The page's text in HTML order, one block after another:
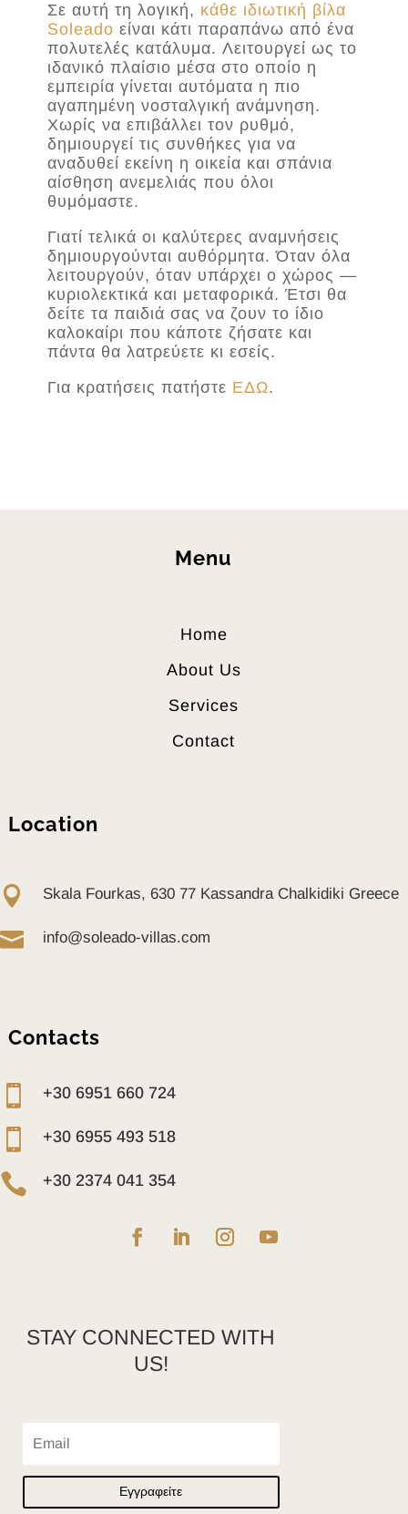
Σε αυτή τη λογική, κάθε ιδιωτική βίλα
Soleado είναι κάτι παραπάνω από ένα
πολυτελές κατάλυμα. Λειτουργεί ως το
ιδανικό πλαίσιο μέσα στο οποίο η
εμπειρία γίνεται αυτόματα η πιο
αγαπημένη νοσταλγική ανάμνηση.
Χωρίς να επιβάλλει τον ρυθμό,
δημιουργεί τις συνθήκες για να
αναδυθεί εκείνη η οικεία και σπάνια
αίσθηση ανεμελιάς που όλοι
θυμόμαστε.
Γιατί τελικά οι καλύτερες αναμνήσεις
δημιουργούνται αυθόρμητα. Όταν όλα
λειτουργούν, όταν υπάρχει ο χώρος —
κυριολεκτικά και μεταφορικά. Έτσι θα
δείτε τα παιδιά σας να ζουν το ίδιο
καλοκαίρι που κάποτε ζήσατε και
πάντα θα λατρεύετε κι εσείς.
Για κρατήσεις πατήστε ΕΔΩ.
Menu
Home
About Us
Services
Contact
Location
 Skala Fourkas, 630 77 Kassandra Chalkidiki Greece
 info@soleado-villas.com
Contacts
 +30 6951 660 724
 +30 6955 493 518
 +30 2374 041 354
STAY CONNECTED WITH
US!
Εγγραφείτε